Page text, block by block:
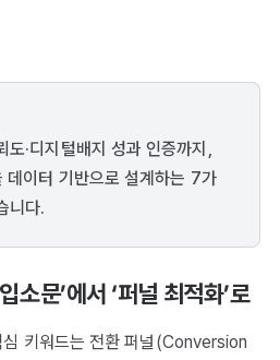
도·디지털배지 성과 인증까지,
이터 기반으로 설계하는 7가
니다.
소문’에서 ‘퍼널 최적화’로
키워드는 전환 퍼널(Conversion